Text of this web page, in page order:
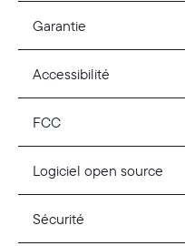
Garantie
Accessibilité
FCC
Logiciel open source
Sécurité